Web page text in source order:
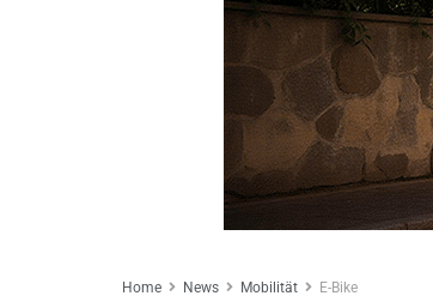
Home News Mobilität E-Bike